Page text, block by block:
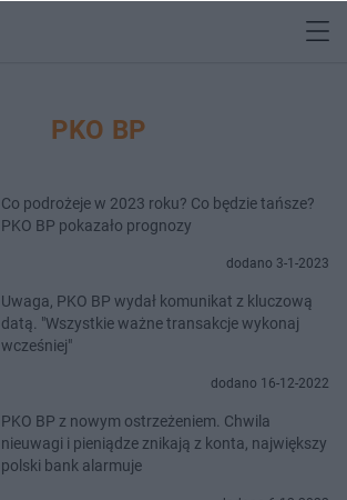
PKO BP
Co podrożeje w 2023 roku? Co będzie tańsze?
PKO BP pokazało prognozy
dodano 3-1-2023
Uwaga, PKO BP wydał komunikat z kluczową
datą. "Wszystkie ważne transakcje wykonaj
wcześniej"
dodano 16-12-2022
PKO BP z nowym ostrzeżeniem. Chwila
nieuwagi i pieniądze znikają z konta, największy
polski bank alarmuje